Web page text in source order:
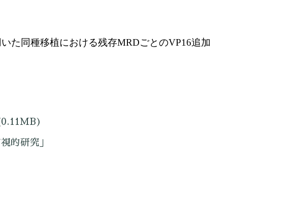
た同種移植における残存MRDごとのVP16追加
的研究」